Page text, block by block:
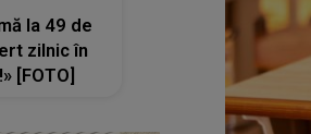
la 49 de
zilnic în
[FOTO]